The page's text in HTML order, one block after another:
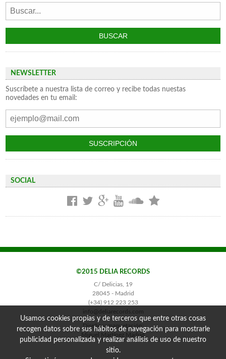
NEWSLETTER
Suscríbete a nuestra lista de correo y recibe todas nuestas
novedades en tu email:
SOCIAL
©2015 DELIA RECORDS
C/ Delicias, 19
28045 - Madrid
(+34) 912 223 253
info@deliarecords.com
Diseño y maquetación:
Miguel Martínez Madrid
Usamos cookies propias y de terceros que entre otras cosas
recogen datos sobre sus hábitos de navegación para mostrarle
publicidad personalizada y realizar análisis de uso de nuestro
sitio.